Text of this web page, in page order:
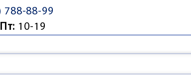
788-88-99
10-19